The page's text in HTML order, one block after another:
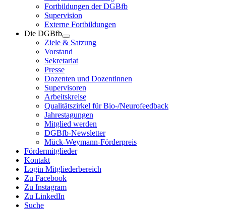
Fortbildungen der DGBfb
Supervision
Externe Fortbildungen
Die DGBfb
Ziele & Satzung
Vorstand
Sekretariat
Presse
Dozenten und Dozentinnen
Supervisoren
Arbeitskreise
Qualitätszirkel für Bio-/Neurofeedback
Jahrestagungen
Mitglied werden
DGBfb-Newsletter
Mück-Weymann-Förderpreis
Fördermitglieder
Kontakt
Login Mitgliederbereich
Zu Facebook
Zu Instagram
Zu LinkedIn
Suche